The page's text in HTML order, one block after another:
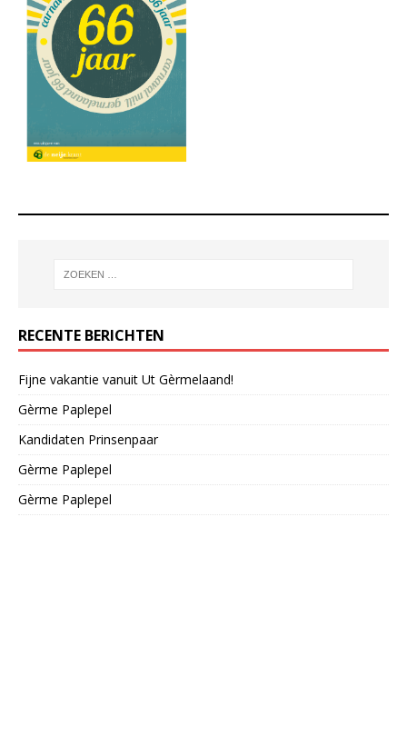
RECENTE BERICHTEN
Fijne vakantie vanuit Ut Gèrmelaand!
Gèrme Paplepel
Kandidaten Prinsenpaar
Gèrme Paplepel
Gèrme Paplepel